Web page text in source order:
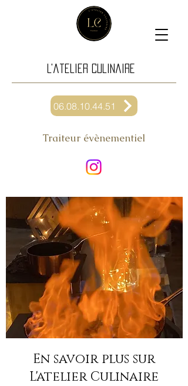
L'atelier Culinaire
Traiteur évènementiel
06.08.10.44.51
En savoir plus sur
L'atelier Culinaire